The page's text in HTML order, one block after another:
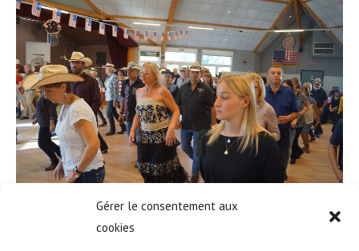
Gérer le consentement aux
cookies